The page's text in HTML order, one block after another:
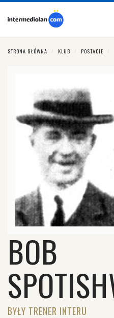
STRONA GŁÓWNA KLUB POSTACIE
BOB
BYŁY TRENER INTERU